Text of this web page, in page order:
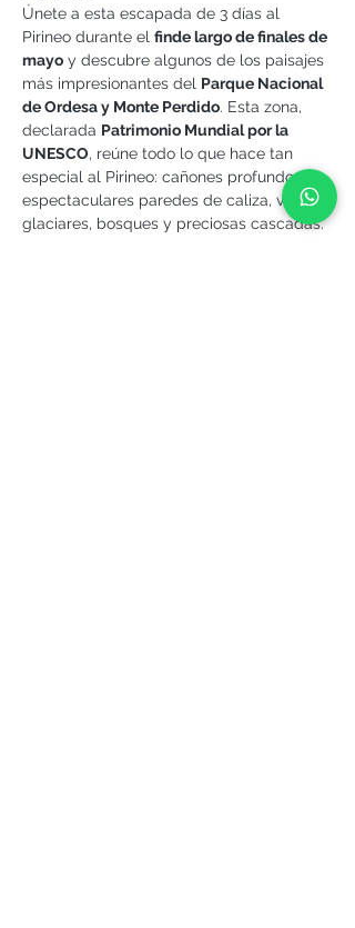
Únete a esta escapada de 3 días al
Pirineo durante el finde largo de finales de
mayo y descubre algunos de los paisajes
más impresionantes del Parque Nacional
de Ordesa y Monte Perdido. Esta zona,
declarada Patrimonio Mundial por la
UNESCO, reúne todo lo que hace tan
especial al Pirineo: cañones profundos,
espectaculares paredes de caliza, valles
glaciares, bosques y preciosas cascadas.